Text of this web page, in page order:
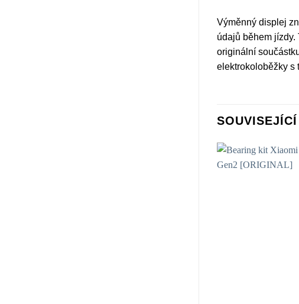
Výměnný displej
údajů během
originální
elektrokoloběžky s